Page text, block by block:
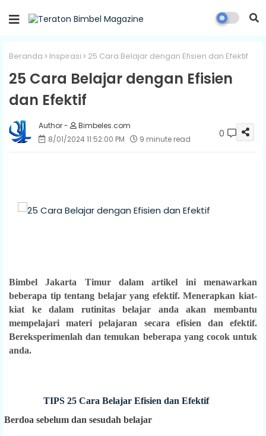
Beranda Inspirasi 25 Cara Belajar dengan Efisien dan Efektif
25 Cara Belajar dengan Efisien
dan Efektif
Bimbeles.com
8/01/2024 11:52:00 PM
9 minute read 0
Bimbel Jakarta Timur dalam artikel ini menawarkan
beberapa tip tentang belajar yang efektif. Menerapkan kiat-
kiat ke dalam rutinitas belajar anda akan membantu
mempelajari materi pelajaran secara efisien dan efektif.
Bereksperimenlah dan temukan beberapa yang cocok untuk
anda.
TIPS 25 Cara Belajar Efisien dan Efektif
sebelum dan sesudah belajar